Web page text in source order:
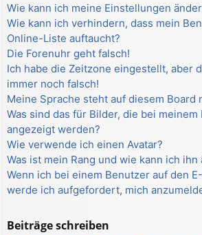
Wie kann ich meine Einstellungen
Wie kann ich verhindern, dass mein
Online-Liste auftaucht?
Die Forenuhr geht falsch!
Ich habe die Zeitzone eingestellt, aber
immer noch falsch!
Meine Sprache steht auf diesem Board
Was sind das für Bilder, die bei meinem
angezeigt werden?
Wie verwende ich einen Avatar?
Was ist mein Rang und wie kann ich ihn
Wenn ich bei einem Benutzer auf den
werde ich aufgefordert, mich
Beiträge schreiben